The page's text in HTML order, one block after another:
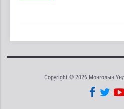
Copyright © 2026 Монголын